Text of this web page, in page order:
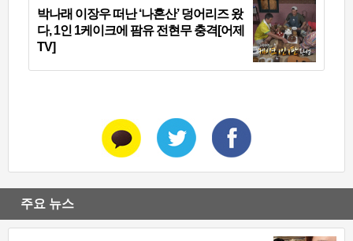
박나래 이장우 떠난 ‘나혼산’ 덩어리즈 왔
다, 1인 1케이크에 팜유 전현무 충격[어제
TV]
주요 뉴스